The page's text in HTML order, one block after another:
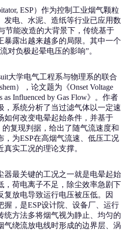
ESP）作为控制工业烟气颗粒
发电、水泥、造纸等行业已应用数
节能改造的大背景下，传统基于
暴露出越来越多的局限。其中一个
对负极起晕电压的影响”。
大学电气工程系与物理系的联合
），论文题为《Onset Voltage
as Influenced by Gas Flow》。作者
，系统分析了当过滤气体以一定速
如何改变电晕起始条件，并基于
复现判据，给出了随气流速度和
，为ESP在高烟气流速、低压工况
实工况的理论支撑。
器最关键的工况之一就是电晕起始
，荷电离子不足，除尘效率急剧下
复放电导致运行电压被压低。因
握，是ESP设计院、设备厂、运行
统方法多将烟气视为静止、均匀的
气绕流放电线时形成的边界层、涡